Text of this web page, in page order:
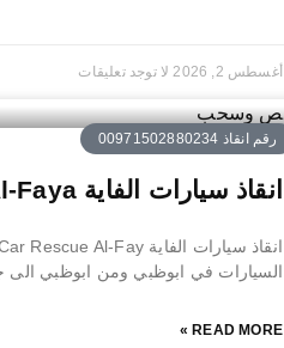
أغسطس 2, 2026 لا توجد تعليقات
رقم انقاذ 00971502880234
انقاذ سيارات الفاية Car Rescue Al-Faya
السيارات في ابوظبي ومن ابوظبي الى
READ MORE »